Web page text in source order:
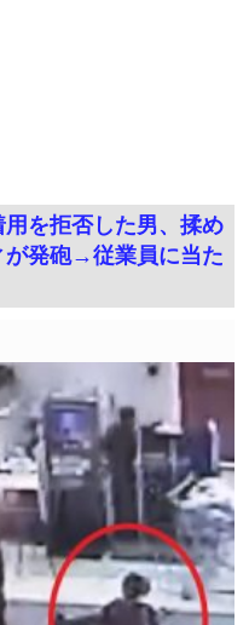
用を拒否した男、揉め
が発砲→従業員に当た